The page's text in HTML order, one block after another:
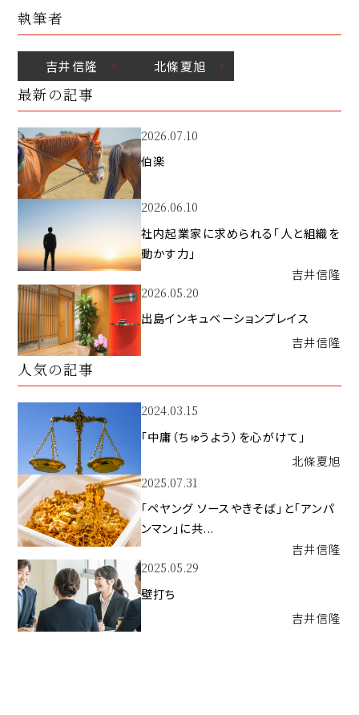
執筆者
吉井信隆 北條夏旭
最新の記事
2026.07.10
伯楽
2026.06.10
社内起業家に求められる「人と組織を
動かす力」
吉井信隆
2026.05.20
出島インキュベーションプレイス
吉井信隆
人気の記事
2024.03.15
「中庸（ちゅうよう）を心がけて」
北條夏旭
2025.07.31
「ペヤング ソースやきそば」と「アンパ
ンマン」に共...
吉井信隆
2025.05.29
壁打ち
吉井信隆